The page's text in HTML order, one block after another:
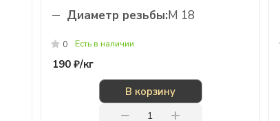
Диаметр резьбы:М 18
0 Есть в наличии
190 ₽/кг
В корзину